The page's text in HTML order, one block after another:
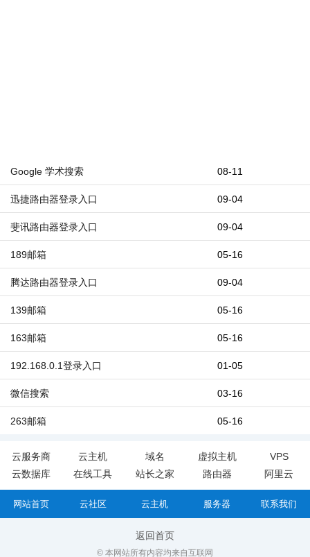
08-11
Google 学术搜索
09-04
迅捷路由器登录入口
09-04
斐讯路由器登录入口
05-16
189邮箱
09-04
腾达路由器登录入口
05-16
139邮箱
05-16
163邮箱
01-05
192.168.0.1登录入口
03-16
微信搜索
05-16
263邮箱
云服务商 云主机 域名 虚拟主机
VPS
云数据库
在线工具 站长之家 路由器 阿里云
网站首页 云社区 云主机 服务器 联系我们
返回首页
© 本网站所有内容均来自互联网